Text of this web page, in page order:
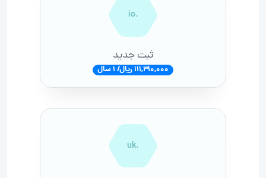
.io
ثبت جدید
111,310,000 ریال/ 1 سال
.uk